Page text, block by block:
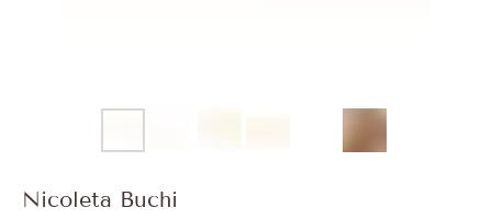
Nicoleta Buchi